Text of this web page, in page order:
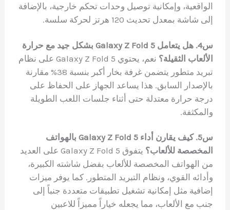
الواقعية، وإمكانية توصيل وحدات تحكم خارجية، بالإضافة
إلى شاشة بمعدل تحديث 120 هرتز لحركة سلسة.
س4. هل يتعامل Galaxy Z Fold 5 بشكل جيد مع حرارة
الألعاب الثقيلة؟
نعم، يحتوي Galaxy Z Fold 5 على نظام
تبريد متطور يتضمن غرفة بخار أكبر بنسبة 38% مقارنة
بالإصدار السابق. هذا يساعد الجهاز على الحفاظ على
درجة حرارة معتدلة حتى أثناء جلسات اللعب الطويلة
والمكثفة.
س5. كيف يقارن أداء Galaxy Z Fold 5 بالهواتف
المخصصة للألعاب؟
يتفوق Galaxy Z Fold 5 على العديد
من الهواتف المخصصة للألعاب بفضل شاشته الكبيرة،
وأدائه القوي، ونظام التبريد المتطور. كما يوفر ميزات
إضافية مثل إمكانية تشغيل تطبيقات متعددة جنباً إلى
جنب مع الألعاب، مما يجعله خياراً مميزاً للاعبين